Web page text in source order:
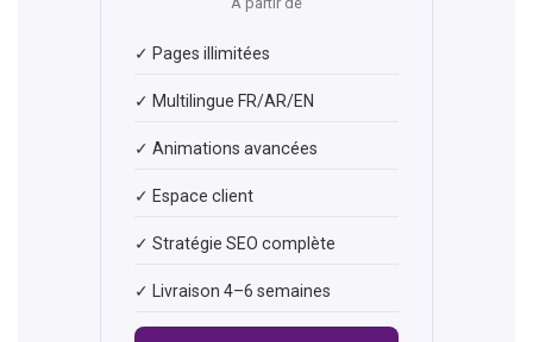
✓ Pages illimitées
✓ Multilingue FR/AR/EN
✓ Animations avancées
✓ Espace client
✓ Stratégie SEO complète
✓ Livraison 4–6 semaines